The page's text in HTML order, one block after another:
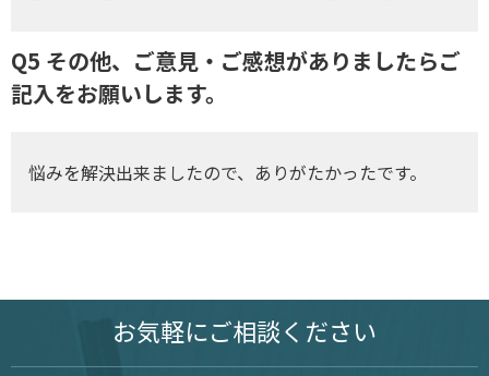
Q5 その他、ご意見・ご感想がありましたらご
記入をお願いします。
悩みを解決出来ましたので、ありがたかったです。
お気軽にご相談ください